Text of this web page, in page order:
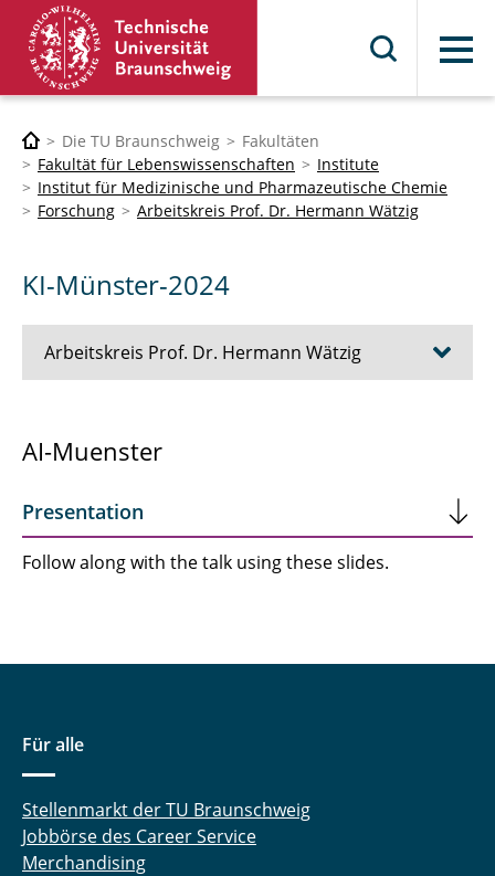
Menü
Die TU Braunschweig
Fakultäten
Fakultät für Lebenswissenschaften
Institute
Institut für Medizinische und Pharmazeutische Chemie
Forschung
Arbeitskreis Prof. Dr. Hermann Wätzig
KI-Münster-2024
Arbeitskreis Prof. Dr. Hermann Wätzig
Kooperationspartner und Links
DPhG - Pharmazeutische Analytik
Apothekerkammer in Magdeburg
AI-Muenster
Presentation
Follow along with the talk using these slides.
Für alle
Stellenmarkt der TU Braunschweig
Jobbörse des Career Service
Merchandising